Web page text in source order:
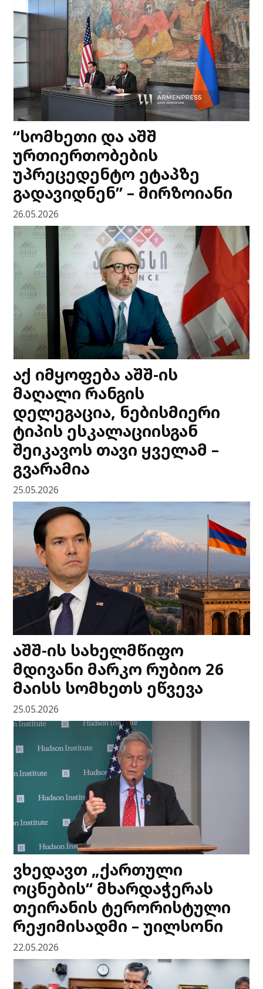
“სომხეთი და აშშ
ურთიერთობების
უპრეცედენტო ეტაპზე
გადავიდნენ” – მირზოიანი
26.05.2026
აქ იმყოფება აშშ-ის
მაღალი რანგის
დელეგაცია, ნებისმიერი
ტიპის ესკალაციისგან
შეიკავოს თავი ყველამ –
გვარამია
25.05.2026
აშშ-ის სახელმწიფო
მდივანი მარკო რუბიო 26
მაისს სომხეთს ეწვევა
25.05.2026
ვხედავთ „ქართული
ოცნების“ მხარდაჭერას
თეირანის ტერორისტული
რეჟიმისადმი – უილსონი
22.05.2026